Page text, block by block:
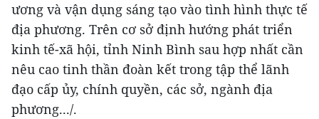
ương và vận dụng sáng tạo vào tình hình thực tế
địa phương. Trên cơ sở định hướng phát triển
kinh tế-xã hội, tỉnh Ninh Bình sau hợp nhất cần
nêu cao tinh thần đoàn kết trong tập thể lãnh
đạo cấp ủy, chính quyền, các sở, ngành địa
phương.../.